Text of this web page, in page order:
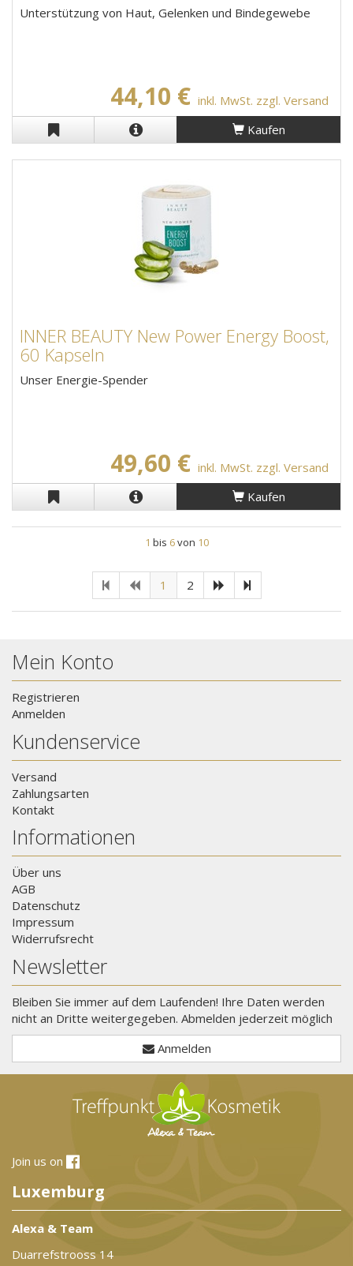
Unterstützung von Haut, Gelenken und Bindegewebe
44,10 € inkl. MwSt. zzgl. Versand
Kaufen
INNER BEAUTY New Power Energy Boost,
60 Kapseln
Unser Energie-Spender
49,60 € inkl. MwSt. zzgl. Versand
Kaufen
1 bis 6von 10
1 2
Mein Konto
Registrieren
Anmelden
Kundenservice
Versand
Zahlungsarten
Kontakt
Informationen
Über uns
AGB
Datenschutz
Impressum
Widerrufsrecht
Newsletter
Bleiben Sie immer auf dem Laufenden! Ihre Daten werden
nicht an Dritte weitergegeben. Abmelden jederzeit möglich
Anmelden
Join us on
Luxemburg
Alexa & Team
Duarrefstrooss 14